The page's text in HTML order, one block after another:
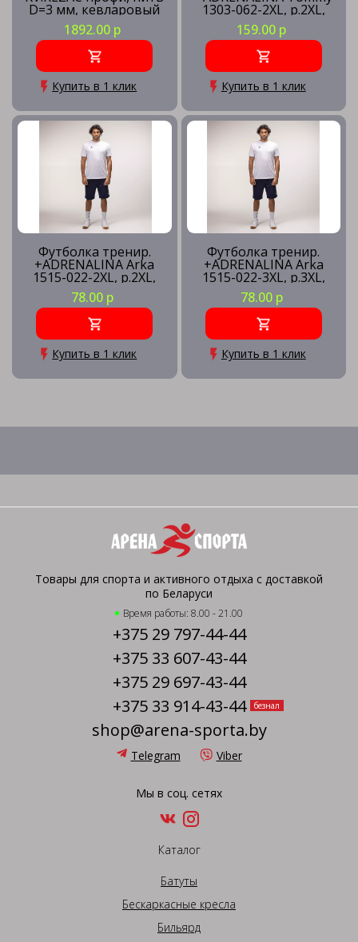
D=3 мм, кевларовый
трос
1892.00 р
Купить в 1 клик
1303-062-2XL, р.2XL,
100% полиэстер,
красно-синий
159.00 р
Купить в 1 клик
Футболка тренир.
+ADRENALINA Arka
1515-022-2XL, р.2XL,
полиэстер, хлопок,
вискоза, белый
78.00 р
Купить в 1 клик
Футболка тренир.
+ADRENALINA Arka
1515-022-3XL, р.3XL,
полиэстер, хлопок,
вискоза, белый
78.00 р
Купить в 1 клик
Товары для спорта и активного отдыха с доставкой
по Беларуси
Время работы: 8.00 - 21.00
+375 29 797-44-44
+375 33 607-43-44
+375 29 697-43-44
+375 33 914-43-44
безнал
shop@arena-sporta.by
Telegram Viber
Мы в соц. сетях
Каталог
Батуты
Бескаркасные кресла
Бильярд